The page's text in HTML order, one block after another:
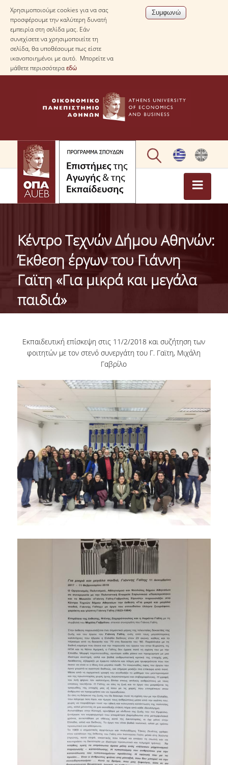
Χρησιμοποιούμε cookies για να σας
προσφέρουμε την καλύτερη δυνατή
εμπειρία στη σελίδα μας. Εάν
συνεχίσετε να χρησιμοποιείτε τη
σελίδα, θα υποθέσουμε πως είστε
ικανοποιημένοι με αυτό. Μπορείτε να
μάθετε περισσότεραεδώ
ΑΡΧΙΚΗ
ΙΣΤΟΡΙΚΟ
ΦΙΛΟΣΟΦΙΑ ΤΟΥ ΠΡΟΓΡΑΜΜΑΤΟΣ
ΠΕΡΙΓΡΑΦΗ ΤΟΥ ΠΡΟΓΡΑΜΜΑΤΟΣ
ΠΡΟΓΡΑΜΜΑ ΣΠΟΥΔΩΝ
ΔΙΔΑΚΤΙΚΟ ΠΡΟΣΩΠΙΚΟ
ΓΙΑΤΙ ΝΑ ΕΠΙΛΕΞΕTE ΤΟ ΠΡΟΓΡΑΜΜΑ
ΟΙ ΑΠΟΦΟΙΤΟΙ ΤΟΥ ΠΡΟΓΡΑΜΜΑΤΟΣ ΕΙΠΑΝ...
ΤΡΟΠΟΣ ΕΙΣΑΓΩΓΗΣ ΣΤΟ ΠΡΟΓΡΑΜΜΑ
ΠΡΟΟΠΤΙΚΕΣ ΑΠΑΣΧΟΛΗΣΗΣ
ΕΚΠΑΙΔΕΥΣΗ ΕΝΗΛΙΚΩΝ
ΚΑΙΝΟΤΟΜΕΣ ΔΡΑΣΕΙΣ
ΕΚΠΑΙΔΕΥΟΝΤΑΣ ΕΚΠΑΙΔΕΥΤΙΚΟΥΣ ΜΕΣΑ
ΑΠΟ ΤΗΝ ΤΕΧΝΗ - TEPART AUEB
ΨΗΦΙΑΚΟΣ ΧΩΡΟΣ ΤΕΧΝΗΣ - TEPART AUEB
ΕΚΠΑΙΔΕΥΣΗ, ΕΠΙΧΕΙΡΗΜΑΤΙΚΟΤΗΤΑ &
ΠΟΛΙΤΙΣΜΟΣ
ΠΑΙΔΑΓΩΓΙΚΑ ΡΕΥΜΑΤΑ - ΣΕΛΕΣΤΕΝ ΦΡΕΝΕ
ΜΑΘΗΜΑΤΑ ΖΩΗΣ ΣΤΟ ΣΧΟΛΕΙΟ Ι & ΙΙ
ΕΛΕΥΣΙΝΑ 2023: ΤΟ ΠΝΕΥΜΑΤΙΚΟ
ΚΕΦΑΛΑΙΟ ΤΟΥ ΟΠΑ
ΕΠΙΣΤΗΜΟΝΙΚΗ ΟΜΑΔΑ
ΔΙΕΘΝΕΙΣ & ΕΓΧΩΡΙΕΣ ΣΥΝΕΡΓΑΣΙΕΣ
Κέντρο Τεχνών Δήμου Αθηνών:
Έκθεση έργων του Γιάννη
Γαϊτη «Για μικρά και μεγάλα
παιδιά»
Εκπαιδευτική επίσκεψη στις 11/2/2018 και συζήτηση των
φοιτητών με τον στενό συνεργάτη του Γ. Γαϊτη, Μιχάλη
Γαβρίλο